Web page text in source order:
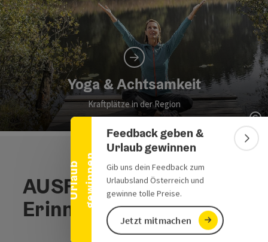
U
r
l
a
u
b
g
e
w
i
n
n
e n
Banner einklappen
Feedback geben &
Urlaub gewinnen
Gib uns dein Feedback zum
Urlaubsland Österreich und
gewinne tolle Preise.
Jetzt mitmachen
Yoga & Achtsamkeit
Kraftplätze in der Region
AUSFLUGSZIELE, die
Erinnerungen schaffen